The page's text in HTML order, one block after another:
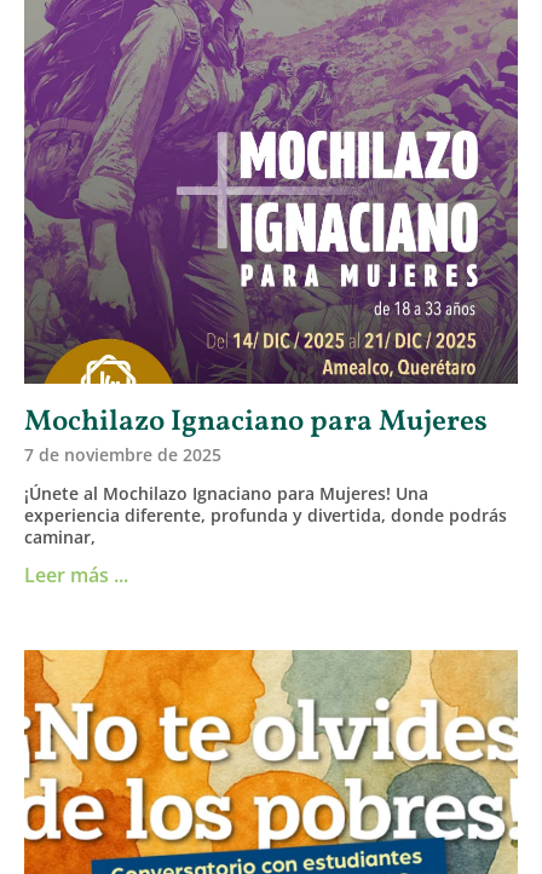
Mochilazo Ignaciano para Mujeres
7 de noviembre de 2025
¡Únete al Mochilazo Ignaciano para Mujeres! Una
experiencia diferente, profunda y divertida, donde podrás
caminar,
Leer más ...